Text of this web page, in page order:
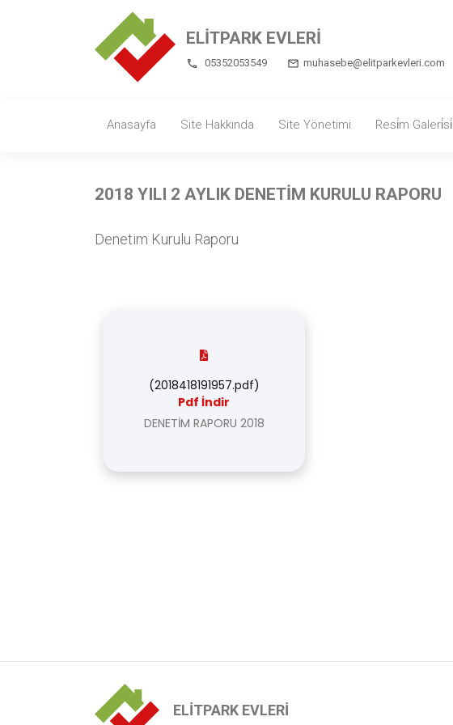
ELİTPARK EVLERİ
05352053549 muhasebe@elitparkevleri.com
Anasayfa Site Hakkında Site Yönetimi Resi̇m Galeri̇si̇
2018 YILI 2 AYLIK DENETİM KURULU RAPORU
Denetim Kurulu Raporu
(2018418191957.pdf)
Pdf İndir
DENETİM RAPORU 2018
ELİTPARK EVLERİ